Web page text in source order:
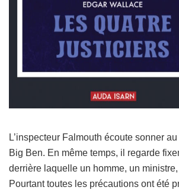
L’inspecteur Falmouth écoute sonner
Big Ben. En même temps, il regarde
derrière laquelle un homme, un
Pourtant toutes les précautions ont été